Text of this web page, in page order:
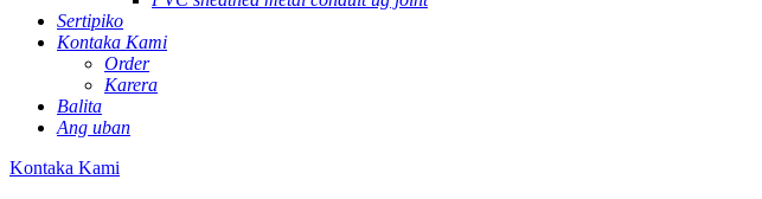
Sertipiko
Kontaka Kami
Order
Karera
Balita
Ang uban
Kontaka Kami